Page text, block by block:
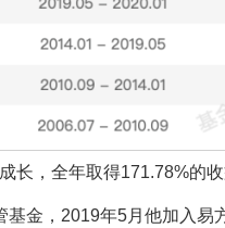
长，全年取得171.78%的
基金，2019年5月他加入